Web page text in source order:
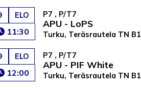
ELO
11:30
P7 , P/T7
APU - LoPS
Turku, Teräsrautela TN B1
ELO
12:00
P7 , P/T7
APU - PIF White
Turku, Teräsrautela TN B1